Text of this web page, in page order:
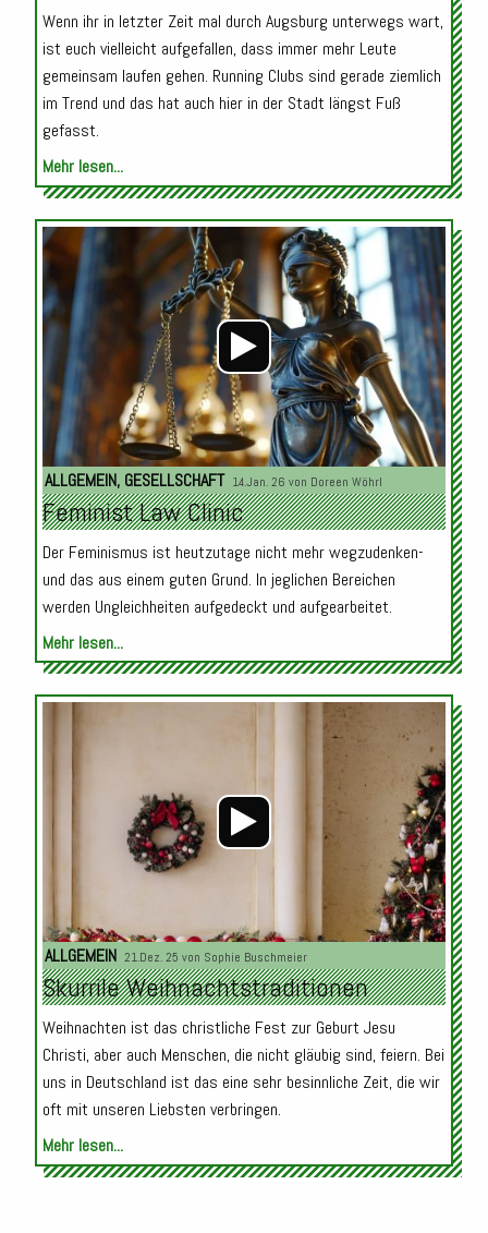
Wenn ihr in letzter Zeit mal durch Augsburg unterwegs wart,
ist euch vielleicht aufgefallen, dass immer mehr Leute
gemeinsam laufen gehen. Running Clubs sind gerade ziemlich
im Trend und das hat auch hier in der Stadt längst Fuß
gefasst.
Mehr lesen...
Audio-
Player
ALLGEMEIN, GESELLSCHAFT 14.Jan. 26 von Doreen Wöhrl
Feminist Law Clinic
Der Feminismus ist heutzutage nicht mehr wegzudenken-
und das aus einem guten Grund. In jeglichen Bereichen
werden Ungleichheiten aufgedeckt und aufgearbeitet.
Mehr lesen...
Audio-
Player
ALLGEMEIN 21.Dez. 25 von Sophie Buschmeier
Skurrile Weihnachtstraditionen
Weihnachten ist das christliche Fest zur Geburt Jesu
Christi, aber auch Menschen, die nicht gläubig sind, feiern. Bei
uns in Deutschland ist das eine sehr besinnliche Zeit, die wir
oft mit unseren Liebsten verbringen.
Mehr lesen...